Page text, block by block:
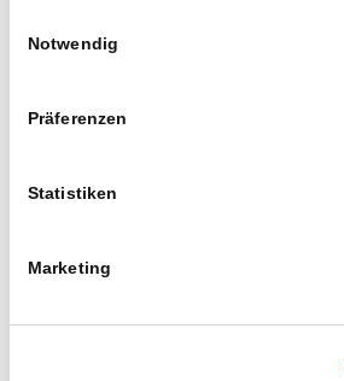
Notwendig
Präferenzen
Statistiken
Marketing
Datum
Veranstaltungen